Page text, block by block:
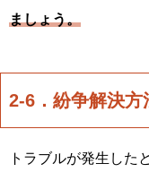
ましょう。
2-6．紛争解決
トラブルが発生した